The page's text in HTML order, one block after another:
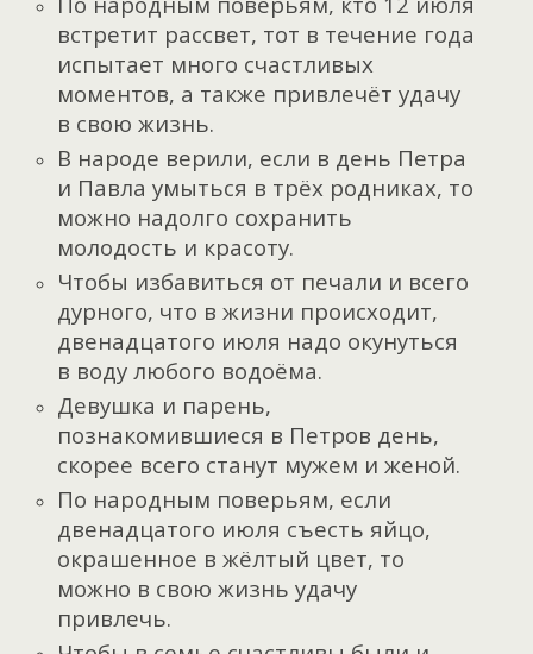
встретит рассвет, тот в течение года
испытает много счастливых
моментов, а также привлечёт удачу
в свою жизнь.
В народе верили, если в день Петра
и Павла умыться в трёх родниках, то
можно надолго сохранить
молодость и красоту.
Чтобы избавиться от печали и всего
дурного, что в жизни происходит,
двенадцатого июля надо окунуться
в воду любого водоёма.
Девушка и парень,
познакомившиеся в Петров день,
скорее всего станут мужем и женой.
По народным поверьям, если
двенадцатого июля съесть яйцо,
окрашенное в жёлтый цвет, то
можно в свою жизнь удачу
привлечь.